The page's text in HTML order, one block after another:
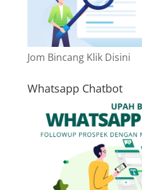
Jom Bincang Klik Disini
Whatsapp Chatbot